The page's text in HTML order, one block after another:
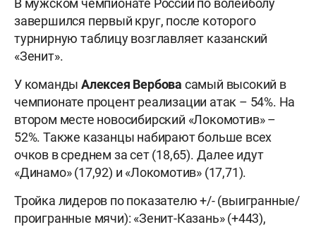
В мужском чемпионате России по волейболу
завершился первый круг, после которого
турнирную таблицу возглавляет казанский
«Зенит».
У команды Алексея Вербова самый высокий в
чемпионате процент реализации атак – 54%. На
втором месте новосибирский «Локомотив» –
52%. Также казанцы набирают больше всех
очков в среднем за сет (18,65). Далее идут
«Динамо» (17,92) и «Локомотив» (17,71).
Тройка лидеров по показателю +/- (выигранные/
проигранные мячи): «Зенит-Казань» (+443),